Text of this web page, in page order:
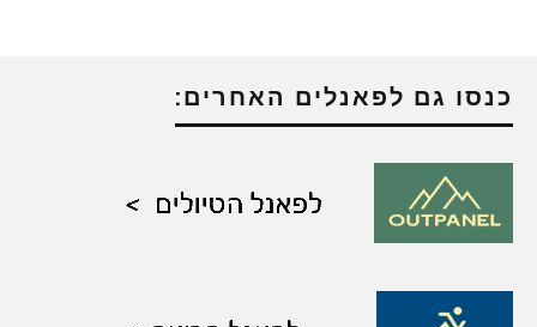
כנסו גם לפאנלים האחרים: